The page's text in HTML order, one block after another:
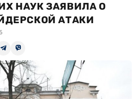
НАУК ЗАЯВИЛА О
АТАКИ